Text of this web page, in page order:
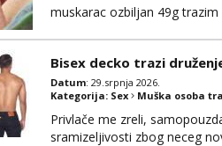
muskarac ozbiljan 49g
Bisex decko trazi
Datum: 29.srpnja 2026.
Kategorija: Sex Muška osoba
Privlače me zreli,
sramizeljivosti zbog neceg